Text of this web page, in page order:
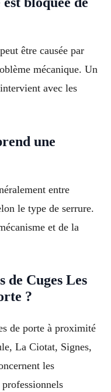
être causée par
mécanique. Un
avec les
une
entre
le type de serrure.
et de la
de Cuges Les
?
de porte à proximité
La Ciotat, Signes,
les